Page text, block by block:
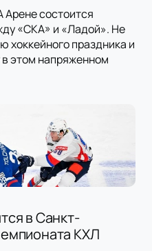
Арене состоится
«СКА» и «Ладой». Не
хоккейного праздника и
этом напряженном
в Санкт-
КХЛ